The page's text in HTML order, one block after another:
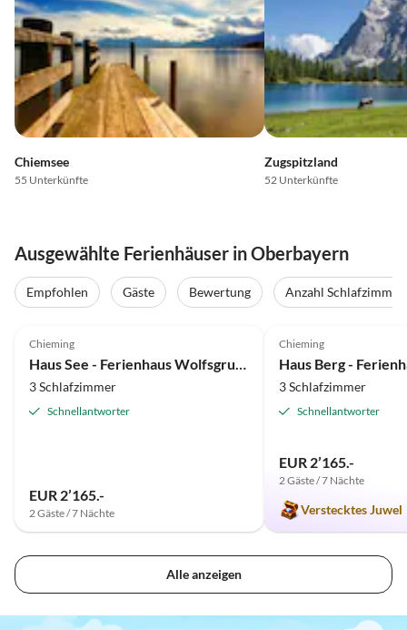
Chiemsee
55 Unterkünfte
Zugspitzland
52 Unterkünfte
Ausgewählte Ferienhäuser in Oberbayern
Empfohlen Gäste Bewertung Anzahl Schlafzimmer
Chieming
Haus See - Ferienhaus Wolfsgrube
3 Schlafzimmer
Schnellantworter
EUR 2’165.-
2 Gäste / 7 Nächte
Chieming
3 Schlafzimmer
Schnellantworter
EUR 2’165.-
2 Gäste / 7 Nächte
Verstecktes Juwel
Alle anzeigen